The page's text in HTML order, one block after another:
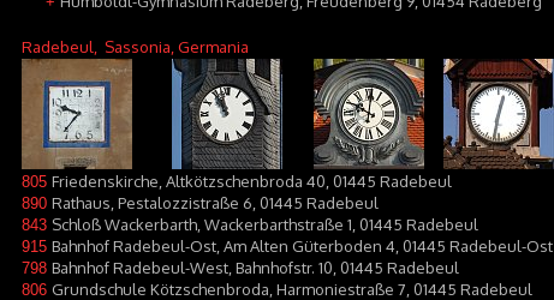
Radebeul , Sassonia, Germania
805 Friedenskirche, Altkötzschenbroda 40, 01445 Radebeul
890 Rathaus, Pestalozzistraße 6, 01445 Radebeul
843 Schloß Wackerbarth, Wackerbarthstraße 1, 01445 Radebeul
915 Bahnhof Radebeul-Ost, Am Alten Güterboden 4, 01445 Radebeul-Ost
798 Bahnhof Radebeul-West, Bahnhofstr. 10, 01445 Radebeul
806 Grundschule Kötzschenbroda, Harmoniestraße 7, 01445 Radebeul